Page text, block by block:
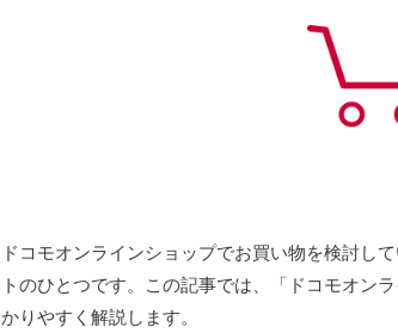
ドコモオンラインショップでお買い物を検討し
トのひとつです。この記事では、「ドコモオン
かりやすく解説します。